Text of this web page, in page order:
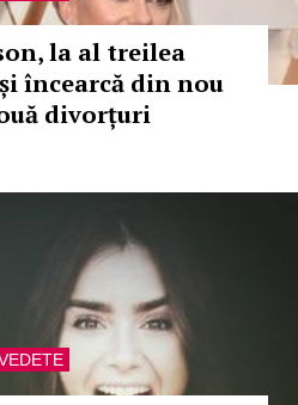
la al treilea
încearcă din nou
divorțuri